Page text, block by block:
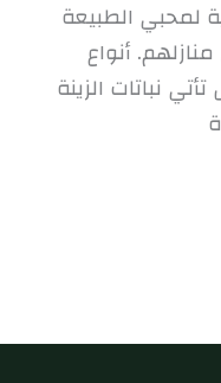
لمحبي الطبيعة
أنواع
نباتات الزينة